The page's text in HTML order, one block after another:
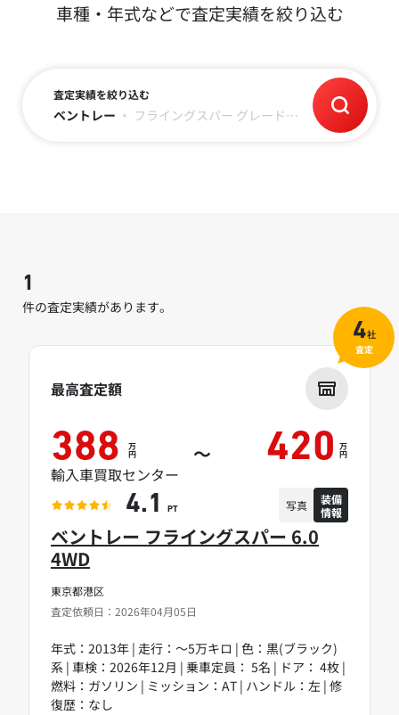
車種・年式などで査定実績を絞り込む
査定実績を絞り込む
ベントレー ・ フライングスパー グレード ・ 平成25年(2013)
1
件の査定実績があります。
東京都港区
査定依頼日：2026年04月05日
ベントレー フライングスパー 6.0
4WD
年式：2013年 | 走行：～5万キロ | 色：黒(ブラック)
系 | 車検：2026年12月 | 乗車定員： 5名 | ドア： 4枚 |
燃料：ガソリン | ミッション：AT | ハンドル：左 | 修
復歴：なし
最高査定額
388 万
円 ～ 420 万
円
輸入車買取センター
4.1 PT 写真
装備
情報
4社
査定